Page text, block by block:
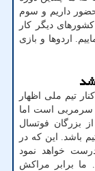
۶ تیم برتر جهان حضور داریم و سوم
دیگر کار
اردوها و بازی
تیم ملی اظهار
سرمربی است اما
بزرگان فوتسال
باشد. این که در
خواهد نمود
برابر مراکش